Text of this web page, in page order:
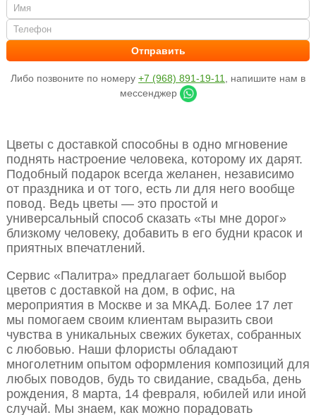
Либо позвоните по номеру +7 (968) 891-19-11
, напишите нам в
мессенджер
Цветы с доставкой способны в одно мгновение
поднять настроение человека, которому их дарят.
Подобный подарок всегда желанен, независимо
от праздника и от того, есть ли для него вообще
повод. Ведь цветы — это простой и
универсальный способ сказать «ты мне дорог»
близкому человеку, добавить в его будни красок и
приятных впечатлений.
Сервис «Палитра» предлагает большой выбор
цветов с доставкой на дом, в офис, на
мероприятия в Москве и за МКАД. Более 17 лет
мы помогаем своим клиентам выразить свои
чувства в уникальных свежих букетах, собранных
с любовью. Наши флористы обладают
многолетним опытом оформления композиций для
любых поводов, будь то свидание, свадьба, день
рождения, 8 марта, 14 февраля, юбилей или иной
случай. Мы знаем, как можно порадовать